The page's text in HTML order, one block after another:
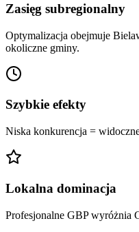
Zasięg subregionalny
Optymalizacja obejmuje
okoliczne gminy.
Szybkie efekty
Niska konkurencja =
Lokalna dominacja
Profesjonalne GBP wyróżnia